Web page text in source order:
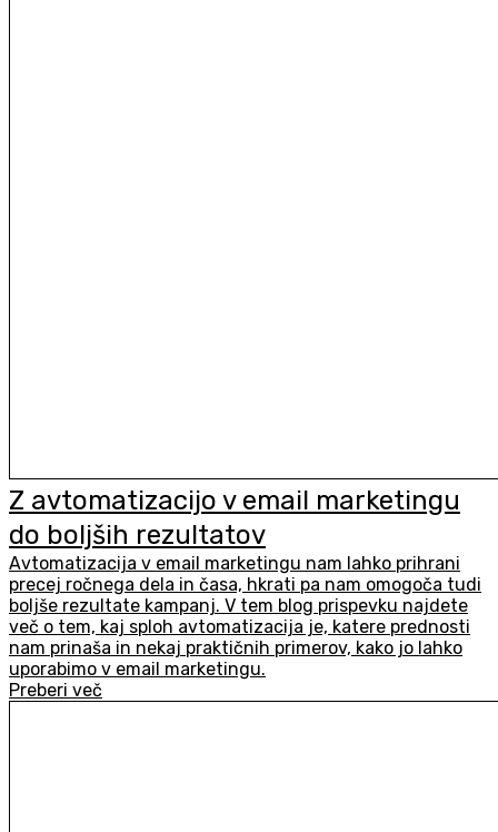
Z avtomatizacijo v email marketingu
do boljših rezultatov
Avtomatizacija v email marketingu nam lahko prihrani
precej ročnega dela in časa, hkrati pa nam omogoča tudi
boljše rezultate kampanj. V tem blog prispevku najdete
več o tem, kaj sploh avtomatizacija je, katere prednosti
nam prinaša in nekaj praktičnih primerov, kako jo lahko
uporabimo v email marketingu.
Preberi več